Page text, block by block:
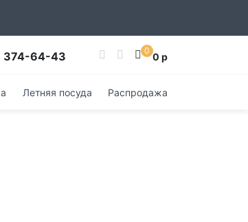
374-64-43 0 0 р
Летняя посуда Распродажа